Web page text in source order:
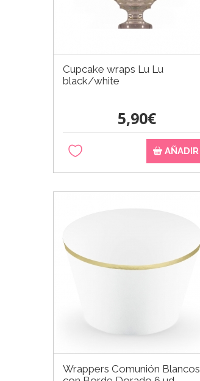
Cupcake wraps Lu Lu
black/white
5,90€
AÑADIR
Wrappers Comunión Blancos